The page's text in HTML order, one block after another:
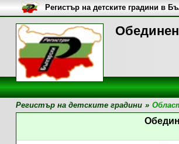
Регистър на детските градини в
Регистър на детските градини »